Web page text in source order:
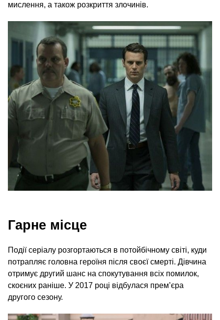
мислення, а також розкриття злочинів.
Гарне місце
Події серіалу розгортаються в потойбічному світі, куди
потрапляє головна героїня після своєї смерті. Дівчина
отримує другий шанс на спокутування всіх помилок,
скоєних раніше. У 2017 році відбулася прем’єра
другого сезону.